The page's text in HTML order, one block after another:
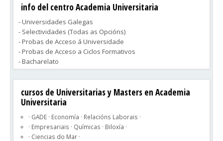
info del centro Academia Universitaria
- Universidades Galegas
- Selectividades (Todas as Opcións)
- Probas de Acceso á Universidade
- Probas de Acceso a Ciclos Formativos
- Bacharelato
- E.S.O.
- Educación Primaria
cursos de Universitarias y Masters en Academia
Universitaria
· GADE · Economía · Relacións Laborais ·
· Empresariais · Químicas · Biloxía ·
· Ciencias do Mar ·